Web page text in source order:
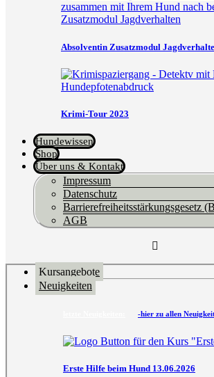
Absolventin Zusatzmodul
Krimi-Tour 2023
Hundewissen
Shop
Über uns & Kontakt
Impressum
Datenschutz
Barrierefreiheitsstärkungsgesetz
AGB
Kursangebote
Neuigkeiten
-hier zu allen
Erste Hilfe beim Hund 13.06.2026